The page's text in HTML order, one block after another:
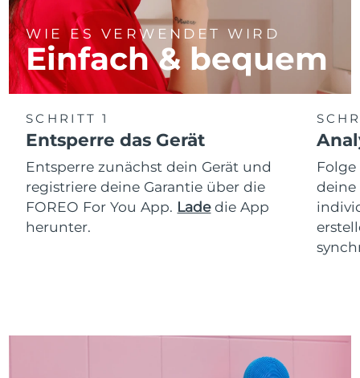
WIE ES VERWENDET WIRD
Einfach & bequem
SCHRITT 1
Entsperre das Gerät
Entsperre zunächst dein Gerät und
registriere deine Garantie über die
FOREO For You App. Ladedie App
herunter.
deine